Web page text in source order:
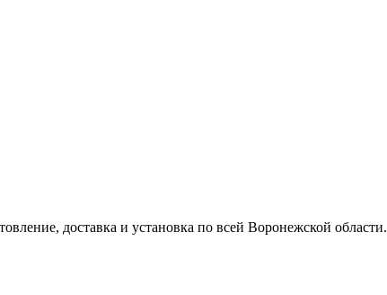
доставка и установка по всей Воронежской области.